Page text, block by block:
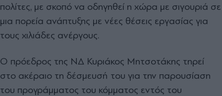
πολίτες, με σκοπό να οδηγηθεί η χώρα με σιγουριά σε
μια πορεία ανάπτυξης με νέες θέσεις εργασίας για
τους χιλιάδες ανέργους.
Ο πρόεδρος της ΝΔ Κυριάκος Μητσοτάκης τηρεί
στο ακέραιο τη δέσμευσή του για την παρουσίαση
του προγράμματος του κόμματος εντός του